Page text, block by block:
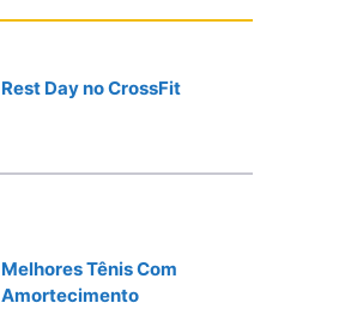
Rest Day no CrossFit
Melhores Tênis Com
Amortecimento